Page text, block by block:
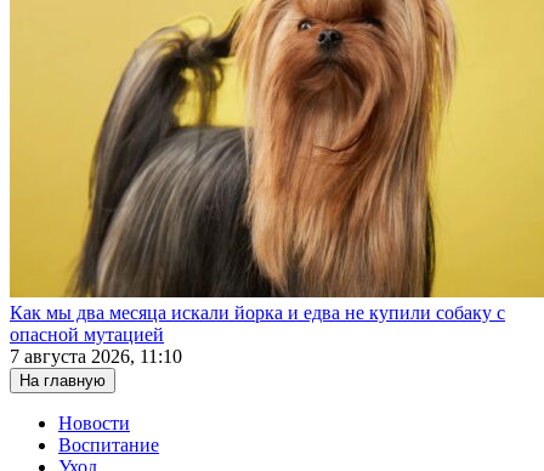
Как мы два месяца искали йорка и едва не купили собаку с
опасной мутацией
7 августа 2026, 11:10
На главную
Новости
Воспитание